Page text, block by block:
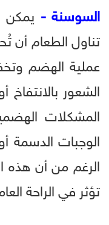
السوسنة - يمكن
تناول الطعام
عملية الهضم
الشعور بالانتفاخ
المشكلات
الوجبات الدسمة
الرغم من أن هذه
تؤثر في الراحة